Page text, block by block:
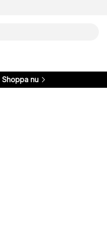
Shoppa nu